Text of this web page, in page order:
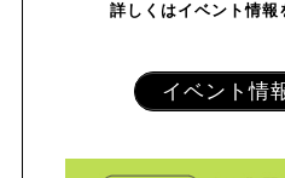
詳しくはイベント情報
イベント情